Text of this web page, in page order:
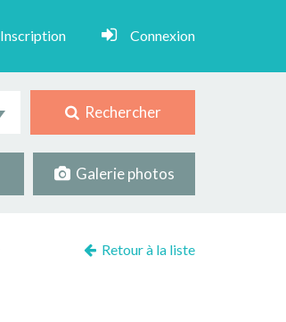
Inscription Connexion
Rechercher
Galerie photos
Retour à la liste